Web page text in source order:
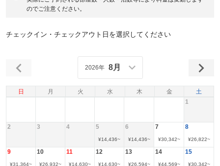
のでご注意ください。
チェックイン・チェックアウト日を選択してください
日 月 火 水 木 金 土
2026年 8月
1
2 3 4 5
¥14,436~
6
¥14,436~
7
¥30,342~
8
¥26,822~
9
¥31,364~
10
¥26,932~
11
¥14,630~
12
¥14,630~
13
¥26,594~
14
¥44,569~
15
¥30,342~